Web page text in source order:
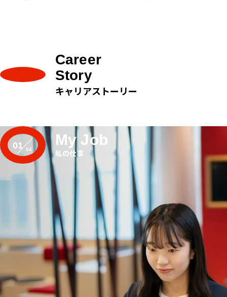
Career
Story
キャリアストーリー
01 My Job
私の仕事